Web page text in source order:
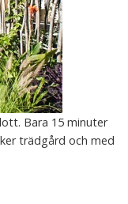
Bara 15 minuter
trädgård och med